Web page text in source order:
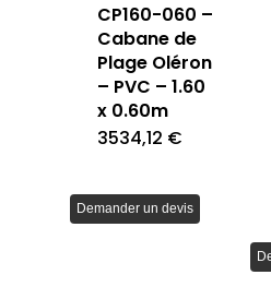
CP160-060 –
Cabane de
Plage Oléron
– PVC – 1.60
x 0.60m
3534,12 €
Demander un devis